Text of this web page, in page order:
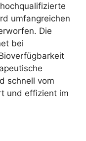
umfangreichen
Die
bei
schnell vom
und effizient im